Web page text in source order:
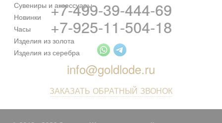
Сувениры и аксессуары
Новинки
Часы
Изделия из золота
Изделия из серебра
+7-499-39-444-69
+7-925-11-504-18
info@goldlode.ru
ЗАКАЗАТЬ ОБРАТНЫЙ ЗВОНОК